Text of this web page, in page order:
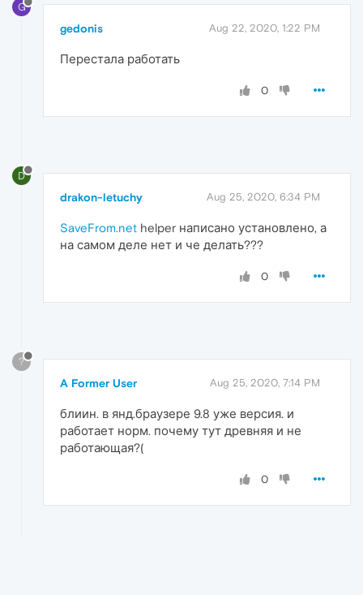
G
gedonis Aug 22, 2020, 1:22 PM
Перестала работать
0
D
drakon-letuchy Aug 25, 2020, 6:34 PM
SaveFrom.net helper написано установлено, а
на самом деле нет и че делать???
0
?
A Former User Aug 25, 2020, 7:14 PM
блиин. в янд.браузере 9.8 уже версия. и
работает норм. почему тут древняя и не
работающая?(
0